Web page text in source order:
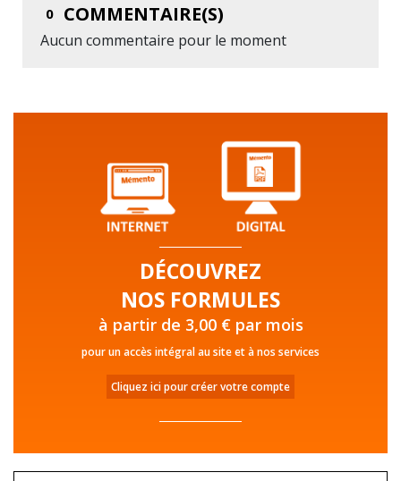
0 COMMENTAIRE(S)
Aucun commentaire pour le moment
DÉCOUVREZ
NOS FORMULES
à partir de 3,00 € par mois
pour un accès intégral au site et à nos services
Cliquez ici pour créer votre compte